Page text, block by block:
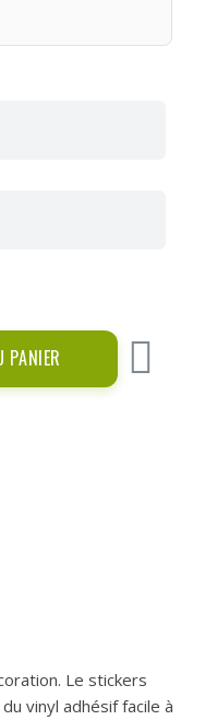
PANIER
Le stickers
vinyl adhésif facile à